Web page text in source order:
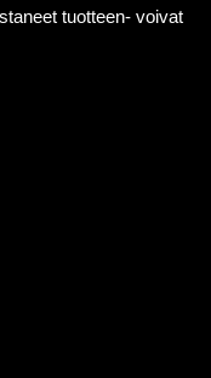
tuotteen- voivat